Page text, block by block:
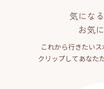
気にな
お気
これから行きたい
クリップしてあなた